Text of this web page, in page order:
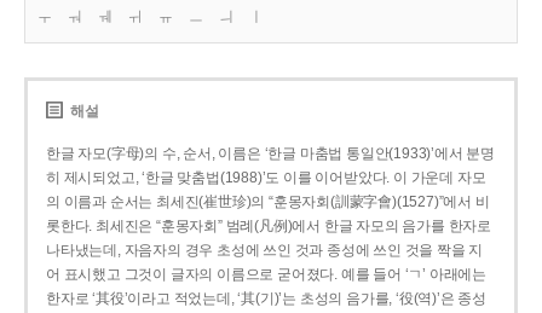
ㅜ
ㅝ ㅞ ㅟ ㅠ ㅡ ㅢ
해설
한글 자모(字母)의 수, 순서, 이름은 ‘한글 마춤법 통일안(1933)’에서 분명
히 제시되었고, ‘한글 맞춤법(1988)’도 이를 이어받았다. 이 가운데 자모
의 이름과 순서는 최세진(崔世珍)의 “훈몽자회(訓蒙字會)(1527)”에서 비
롯한다. 최세진은 “훈몽자회” 범례(凡例)에서 한글 자모의 음가를 한자로
나타냈는데, 자음자의 경우 초성에 쓰인 것과 종성에 쓰인 것을 짝을 지
어 표시했고 그것이 글자의 이름으로 굳어졌다. 예를 들어 ‘ㄱ’ 아래에는
한자로 ‘其役’이라고 적었는데, ‘其(기)’는 초성의 음가를, ‘役(역)’은 종성